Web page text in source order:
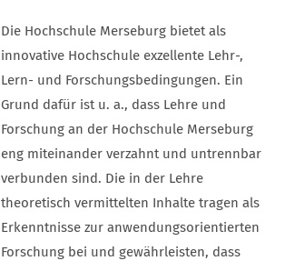
Die Hochschule Merseburg bietet als
innovative Hochschule exzellente Lehr-,
Lern- und Forschungsbedingungen. Ein
Grund dafür ist u. a., dass Lehre und
Forschung an der Hochschule Merseburg
eng miteinander verzahnt und untrennbar
verbunden sind. Die in der Lehre
theoretisch vermittelten Inhalte tragen als
Erkenntnisse zur anwendungsorientierten
Forschung bei und gewährleisten, dass